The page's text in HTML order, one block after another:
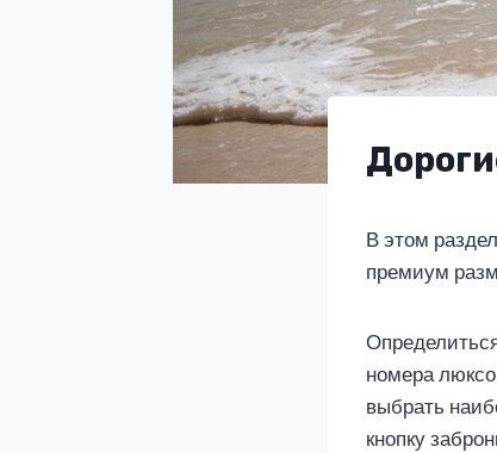
В этом
премиум
номера
выбрать
кнопку